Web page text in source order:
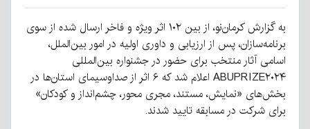
به گزارش کرمان‌نو، از بین ۱۰۲ اثر ویژه و فاخر ارسال شده از سوی
برنامه‌سازان، پس از ارزیابی و داوری اولیه در امور بین‌الملل،
اسامی آثار منتخب برای حضور در جشنواره بین‌المللی
ABUPRIZE۲۰۲۴ اعلام شد که ۶ اثر از صداوسیمای استان‌ها در
بخش‌های «نمایش، مستند، مجری محور، چشم‌انداز و کودکان»
برای شرکت در مسابقه تایید شدند.